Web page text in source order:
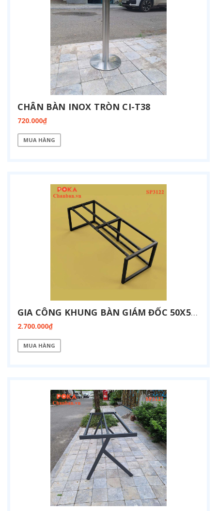
CHÂN BÀN INOX TRÒN CI-T38
720.000₫
MUA HÀNG
GIA CÔNG KHUNG BÀN GIÁM ĐỐC 50X50 KT 900X2400 SP3122
2.700.000₫
MUA HÀNG